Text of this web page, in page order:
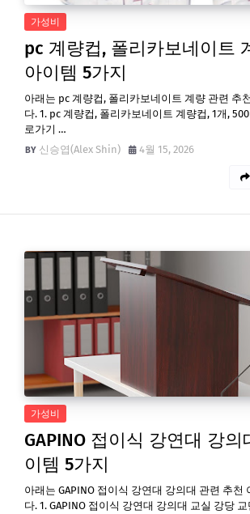
가성비
pc 계량컵, 폴리카보네이트
아이템 5가지
아래는 pc 계량컵, 폴리카보네이트 계량 관련 추
다. 1. pc 계량컵, 폴리카보네이트 계량컵, 1개,
로가기 …
신승엽(Alex Shin)
4월 15, 2026
가성비
GAPINO 접이식 강연대 강
이템 5가지
아래는 GAPINO 접이식 강연대 강의대 관련 추천
다. 1. GAPINO 접이식 강연대 강의대 교실 강당